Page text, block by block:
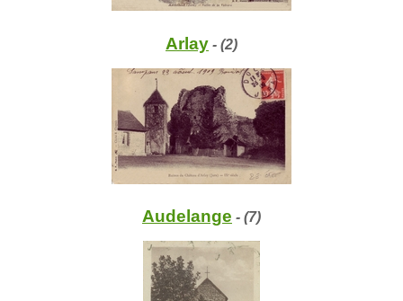
Arlay - (2)
Audelange - (7)